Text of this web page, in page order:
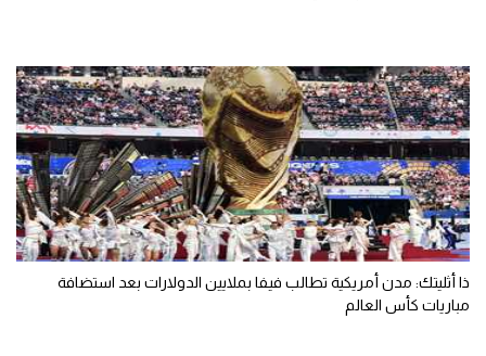
ذا أثليتك: مدن أمريكية تطالب فيفا بملايين الدولارات بعد استضافة
مباريات كأس العالم